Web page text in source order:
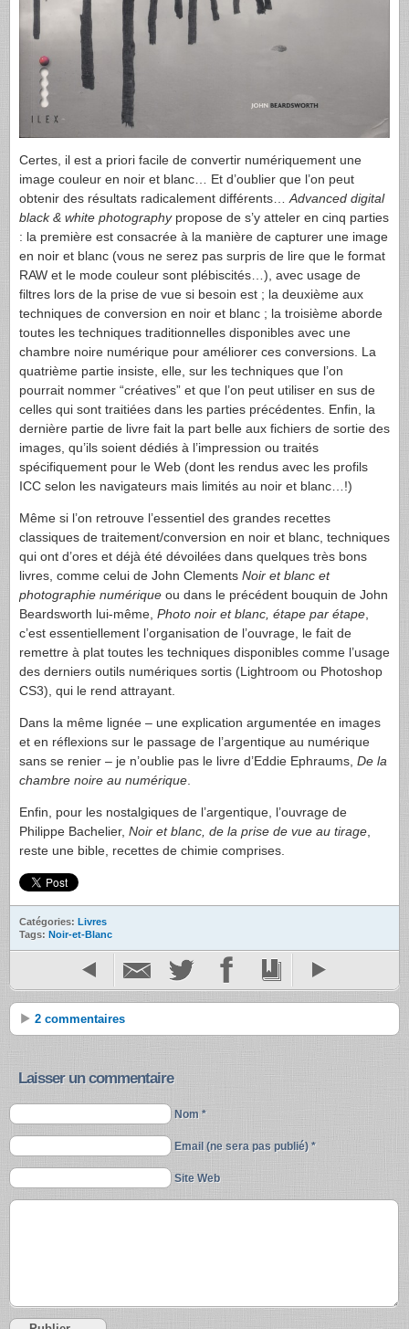
Certes, il est a priori facile de convertir numériquement une
image couleur en noir et blanc… Et d’oublier que l’on peut
obtenir des résultats radicalement différents…Advanced digital
black & white photographypropose de s’y atteler en cinq parties
: la première est consacrée à la manière de capturer une image
en noir et blanc (vous ne serez pas surpris de lire que le format
RAW et le mode couleur sont plébiscités…), avec usage de
filtres lors de la prise de vue si besoin est ; la deuxième aux
techniques de conversion en noir et blanc ; la troisième aborde
toutes les techniques traditionnelles disponibles avec une
chambre noire numérique pour améliorer ces conversions. La
quatrième partie insiste, elle, sur les techniques que l’on
pourrait nommer “créatives” et que l’on peut utiliser en sus de
celles qui sont traitiées dans les parties précédentes. Enfin, la
dernière partie de livre fait la part belle aux fichiers de sortie des
images, qu’ils soient dédiés à l’impression ou traités
spécifiquement pour le Web (dont les rendus avec les profils
ICC selon les navigateurs mais limités au noir et blanc…!)
Même si l’on retrouve l’essentiel des grandes recettes
classiques de traitement/conversion en noir et blanc, techniques
qui ont d’ores et déjà été dévoilées dans quelques très bons
livres, comme celui de John Clements Noir et blanc et
photographie numérique ou dans le précédent bouquin de John
Beardsworth lui-même, Photo noir et blanc, étape par étape,
c’est essentiellement l’organisation de l’ouvrage, le fait de
remettre à plat toutes les techniques disponibles comme l’usage
des derniers outils numériques sortis (Lightroom ou Photoshop
CS3), qui le rend attrayant.
Dans la même lignée – une explication argumentée en images
et en réflexions sur le passage de l’argentique au numérique
sans se renier – je n’oublie pas le livre d’Eddie Ephraums, De la
chambre noire au numérique.
Enfin, pour les nostalgiques de l’argentique, l’ouvrage de
Philippe Bachelier, Noir et blanc, de la prise de vue au tirage,
reste une bible, recettes de chimie comprises.
Catégories: Livres
Tags: Noir-et-Blanc
2 commentaires
Laisser un commentaire
Nom *
Email (ne sera pas publié) *
Site Web